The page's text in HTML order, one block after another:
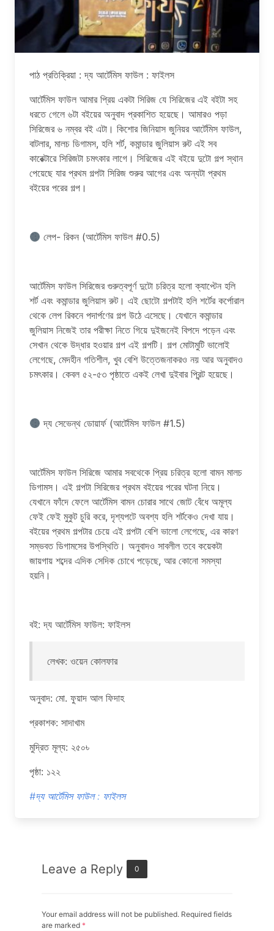
পাঠ প্রতিক্রিয়া : দ্য আর্টেমিস ফাউল : ফাইলস
আর্টেমিস ফাউল আমার প্রিয় একটা সিরিজ যে সিরিজের এই বইটা সহ
ধরতে গেলে ৬টা বইয়ের অনুবাদ প্রকাশিত হয়েছে। আমারও পড়া
সিরিজের ৬ নম্বর বই এটা। কিশোর জিনিয়াস জুনিয়র আর্টেমিস ফাউল,
বাটলার, মালচ ডিগামস, হলি শর্ট, কমান্ডার জুলিয়াস রুট এই সব
কারেক্টারে সিরিজটা চমৎকার লাগে। সিরিজের এই বইয়ে দুটো গল্প স্থান
পেয়েছে যার প্রথম গল্পটা সিরিজ শুরুর আগের এবং অন্যটা প্রথম
বইয়ের পরের গল্প।
লেপ- রিকন (আর্টেমিস ফাউল #0.5)
আর্টেমিস ফাউল সিরিজের গুরুত্বপূর্ণ দুটো চরিত্র হলো ক্যাপ্টেন হলি
শর্ট এবং কমান্ডার জুলিয়াস রুট। এই ছোটো গল্পটাই হলি শর্টের কর্পোরাল
থেকে লেপ রিকনে পদার্পণের গল্প উঠে এসেছে। যেখানে কমান্ডার
জুলিয়াস নিজেই তার পরীক্ষা নিতে গিয়ে দুইজনেই বিপদে পড়েন এবং
সেখান থেকে উদ্ধার হওয়ার গল্প এই গল্পটি। গল্প মোটামুটি ভালোই
লেগেছে, মেদহীন গতিশীল, খুব বেশি উত্তেজনাকরও নয় আর অনুবাদও
চমৎকার। কেবল ৫২-৫৩ পৃষ্ঠাতে একই লেখা দুইবার প্রিন্ট হয়েছে।
দ্য সেভেন্থ ডোয়ার্ফ (আর্টেমিস ফাউল #1.5)
আর্টেমিস ফাউল সিরিজে আমার সবথেকে প্রিয় চরিত্র হলো বামন মালচ
ডিগামস। এই গল্পটা সিরিজের প্রথম বইয়ের পরের ঘটনা নিয়ে।
যেখানে ফাঁদে ফেলে আর্টেমিস বামন চোরার সাথে জোট বেঁধে অমূল্য
ফেই ফেই মুকুট চুরি করে, দৃশ্যপটে অবশ্য হলি শর্টকেও দেখা যায়।
বইয়ের প্রথম গল্পটার চেয়ে এই গল্পটা বেশি ভালো লেগেছে, এর কারণ
সম্ভবত ডিগামসের উপস্থিতি। অনুবাদও সাবলীল তবে কয়েকটা
জায়গায় শব্দের এদিক সেদিক চোখে পড়েছে, আর কোনো সমস্যা
হয়নি।
বই: দ্য আর্টেমিস ফাউল: ফাইলস
লেখক: ওয়েন কোলফার
অনুবাদ: মো. ফুয়াদ আল ফিদাহ
প্রকাশক: সাদাখাম
মুদ্রিত মূল্য: ২৫০৳
পৃষ্ঠা: ১২২
#দ্য আর্টেমিস ফাউল : ফাইলস
Leave a Reply 0
Your email address will not be published. Required fields
are marked *